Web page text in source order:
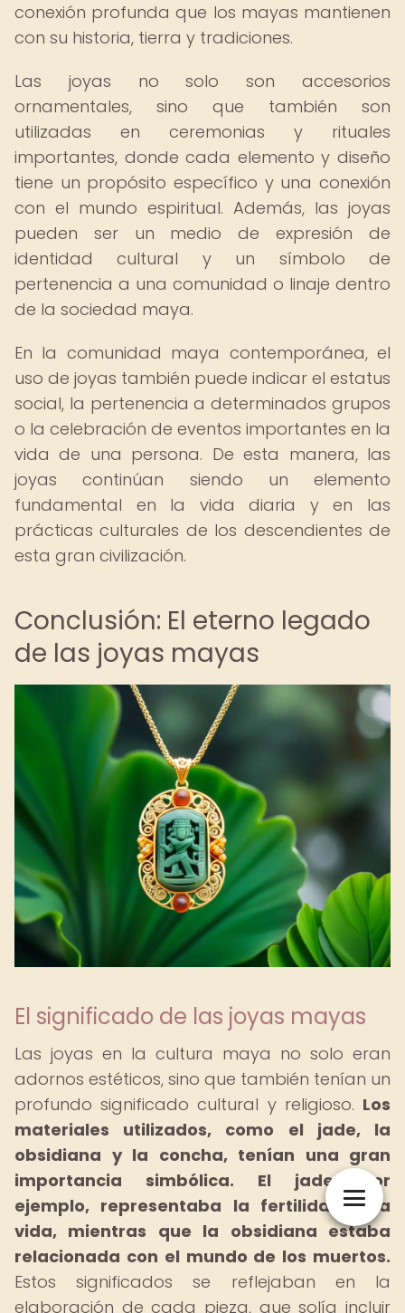
conexión profunda que los mayas mantienen
con su historia, tierra y tradiciones.
Las joyas no solo son accesorios
ornamentales, sino que también son
utilizadas en ceremonias y rituales
importantes, donde cada elemento y diseño
tiene un propósito específico y una conexión
con el mundo espiritual. Además, las joyas
pueden ser un medio de expresión de
identidad cultural y un símbolo de
pertenencia a una comunidad o linaje dentro
de la sociedad maya.
En la comunidad maya contemporánea, el
uso de joyas también puede indicar el estatus
social, la pertenencia a determinados grupos
o la celebración de eventos importantes en la
vida de una persona. De esta manera, las
joyas continúan siendo un elemento
fundamental en la vida diaria y en las
prácticas culturales de los descendientes de
esta gran civilización.
Conclusión: El eterno legado
de las joyas mayas
El significado de las joyas mayas
Las joyas en la cultura maya no solo eran
adornos estéticos, sino que también tenían un
profundo significado cultural y religioso. Los
materiales utilizados, como el jade, la
obsidiana y la concha, tenían una gran
importancia simbólica.
El jade, por
ejemplo, representaba la fertilidad y la
vida, mientras que la obsidiana estaba
relacionada con el mundo de los muertos.
Estos significados se reflejaban en la
elaboración de cada pieza, que solía incluir